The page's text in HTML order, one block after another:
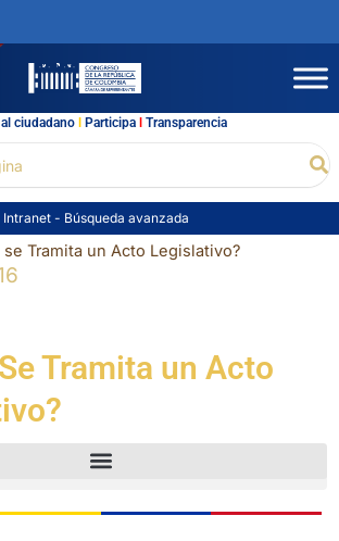
ciudadano l Participal Transparencia
Intranet - Búsqueda avanzada
se Tramita un Acto Legislativo?
Tramita un Acto